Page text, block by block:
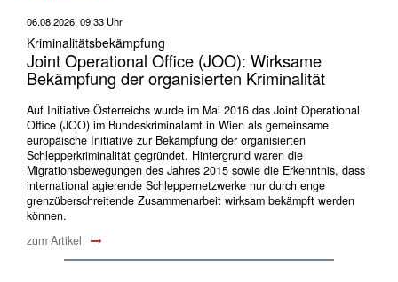
06.08.2026, 09:33 Uhr
Kriminalitätsbekämpfung
Joint Operational Office (JOO): Wirksame
Bekämpfung der organisierten Kriminalität
Auf Initiative Österreichs wurde im Mai 2016 das Joint Operational
Office (JOO) im Bundeskriminalamt in Wien als gemeinsame
europäische Initiative zur Bekämpfung der organisierten
Schlepperkriminalität gegründet. Hintergrund waren die
Migrationsbewegungen des Jahres 2015 sowie die Erkenntnis, dass
international agierende Schleppernetzwerke nur durch enge
grenzüberschreitende Zusammenarbeit wirksam bekämpft werden
können.
zum Artikel